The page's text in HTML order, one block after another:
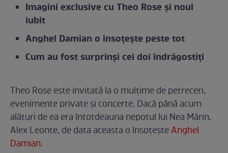
Imagini exclusive cu Theo Rose și noul
iubit
Anghel Damian o însoțește peste tot
Cum au fost surprinși cei doi îndrăgostiți
Theo Rose este invitată la o mulțime de petreceri,
evenimente private și concerte. Dacă până acum
alături de ea era întotdeauna nepotul lui Nea Mărin,
Alex Leonte, de data aceasta o însoțeșteAnghel
Damian.